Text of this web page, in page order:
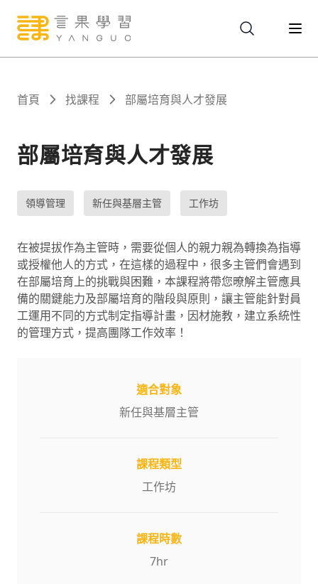
關於
服務
課程
報名
文章
首頁 找課程 部屬培育與人才發展
部屬培育與人才發展
領導管理 新任與基層主管 工作坊
在被提拔作為主管時，需要從個人的親力親為轉換為指導
或授權他人的方式，在這樣的過程中，很多主管們會遇到
在部屬培育上的挑戰與困難，本課程將帶您暸解主管應具
備的關鍵能力及部屬培育的階段與原則，讓主管能針對員
工運用不同的方式制定指導計畫，因材施教，建立系統性
的管理方式，提高團隊工作效率！
適合對象
新任與基層主管
課程類型
工作坊
課程時數
7hr